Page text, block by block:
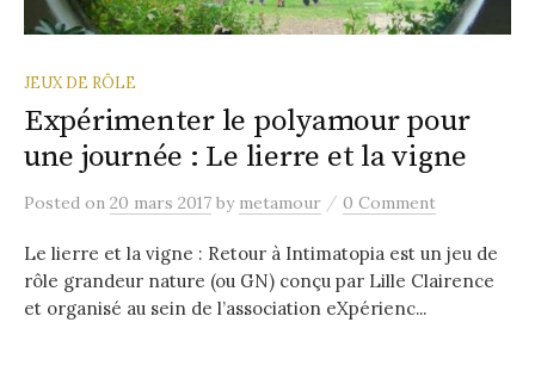
JEUX DE RÔLE
Expérimenter le polyamour pour
une journée : Le lierre et la vigne
Posted on 20 mars 2017 by metamour / 0 Comment
Le lierre et la vigne : Retour à Intimatopia est un jeu de
rôle grandeur nature (ou GN) conçu par Lille Clairence
et organisé au sein de l’association eXpérienc...